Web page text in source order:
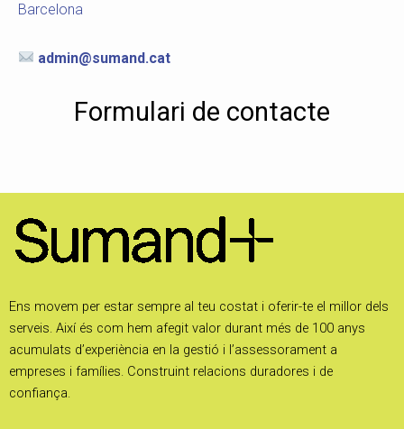
Barcelona
admin@sumand.cat
Formulari de contacte
Ens movem per estar sempre al teu costat i oferir-te el millor dels
serveis. Així és com hem afegit valor durant més de 100 anys
acumulats d’experiència en la gestió i l’assessorament a
empreses i famílies. Construint relacions duradores i de
confiança.